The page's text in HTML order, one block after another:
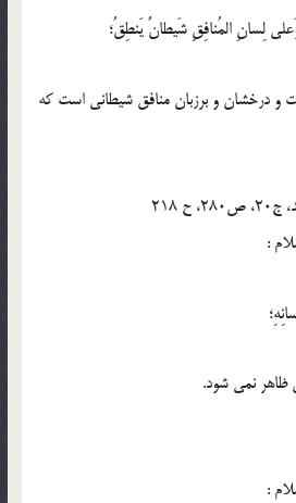
لِسانِ المُنافِقِ شَيطانٌ يَنطِقُ؛
و درخشان و برزبان منافق شيطانى است كه
218
ظاهر نمى ‏شود.